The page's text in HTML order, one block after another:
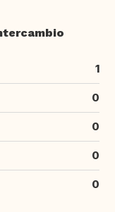
1
0
0
0
0